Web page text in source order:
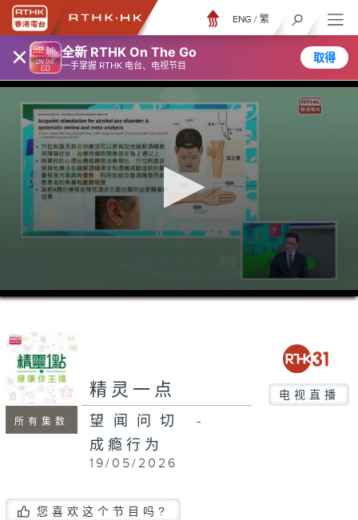
× 全新 RTHK On The Go
一手掌握 RTHK 电台、电视节目
取得
ENG / 繁
0
seconds
minutes,
37
seconds
所有集数
精灵一点 电视直播
望闻问切 -
成瘾行为
19/05/2026
您喜欢这个节目吗?